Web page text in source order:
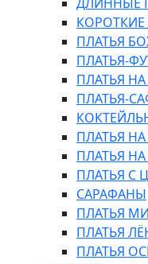
КОРОТКИЕ
ПЛАТЬЯ
ПЛАТЬЯ-
ПЛАТЬЯ
ПЛАТЬЯ-
ПЛАТЬЯ
ПЛАТЬЯ
ПЛАТЬЯ С
САРАФАНЫ
ПЛАТЬЯ
ПЛАТЬЯ
ПЛАТЬЯ